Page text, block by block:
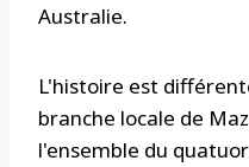
Australie.
L'histoire est
branche locale de
l'ensemble du